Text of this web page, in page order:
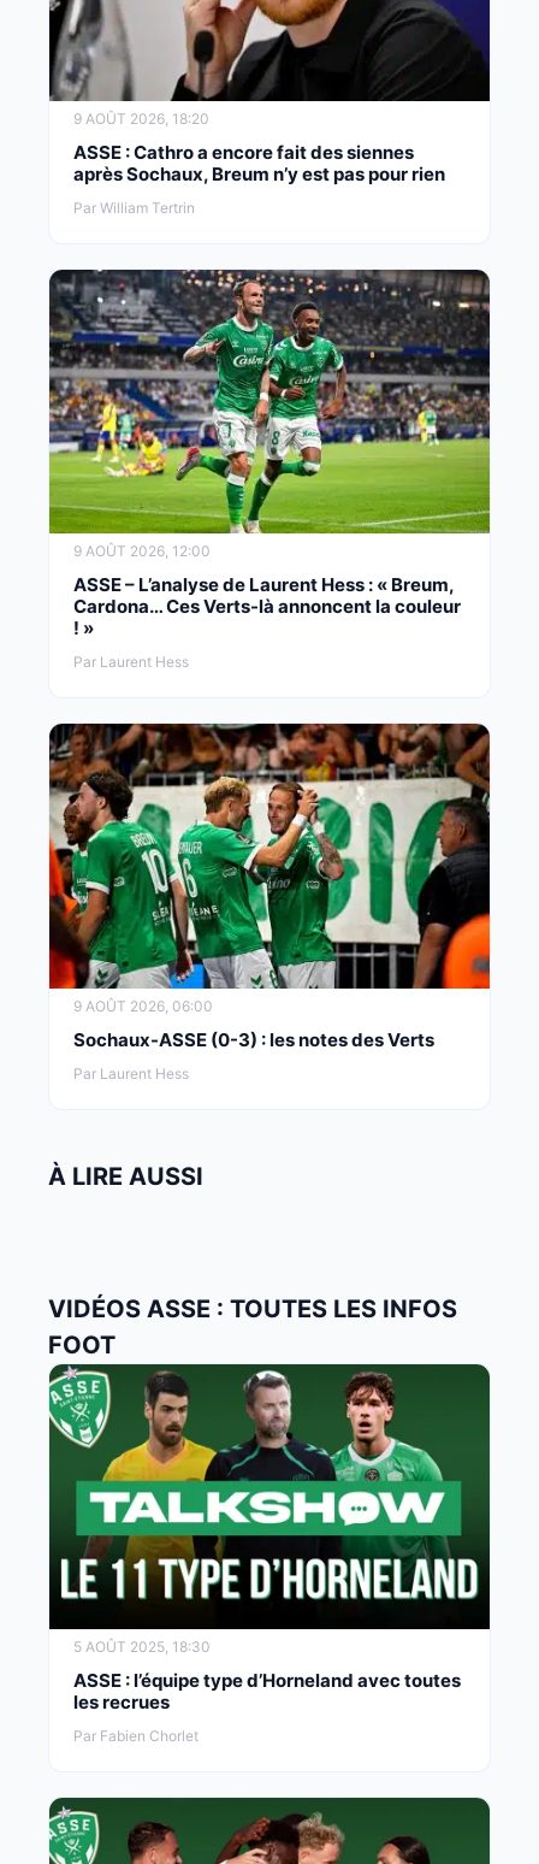
9 AOÛT 2026, 18:20
ASSE : Cathro a encore fait des siennes
après Sochaux, Breum n’y est pas pour rien
Par William Tertrin
9 AOÛT 2026, 12:00
ASSE – L’analyse de Laurent Hess : « Breum,
Cardona… Ces Verts-là annoncent la couleur
! »
Par Laurent Hess
9 AOÛT 2026, 06:00
Sochaux-ASSE (0-3) : les notes des Verts
Par Laurent Hess
À LIRE AUSSI
VIDÉOS ASSE : TOUTES LES INFOS
FOOT
5 AOÛT 2025, 18:30
ASSE : l’équipe type d’Horneland avec toutes
les recrues
Par Fabien Chorlet